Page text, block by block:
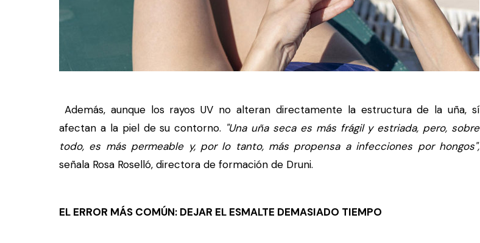
Además, aunque los rayos UV no alteran directamente la estructura de la uña, sí
afectan a la piel de su contorno. "Una uña seca es más frágil y estriada, pero, sobre
todo, es más permeable y, por lo tanto, más propensa a infecciones por hongos",
señala Rosa Roselló, directora de formación de Druni.
EL ERROR MÁS COMÚN: DEJAR EL ESMALTE DEMASIADO TIEMPO